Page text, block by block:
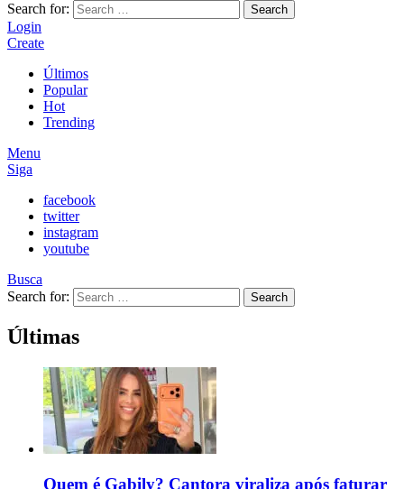
Search for:
Search
Login
Create
Últimos
Popular
Hot
Trending
Menu
Siga
facebook
twitter
instagram
youtube
Busca
Search for:
Search
Últimas
Quem é Gabily? Cantora viraliza após faturar